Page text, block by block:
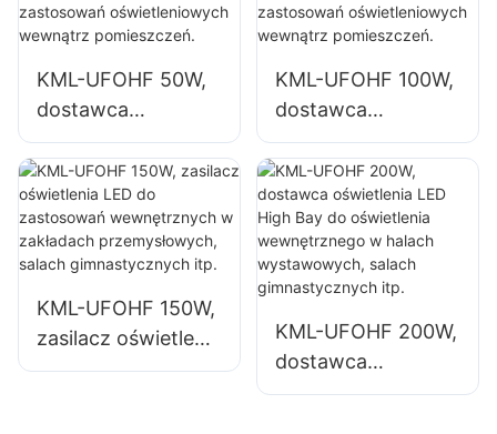
zamkniętych,
takich jak hale
przemysłowe i
magazyny.
KML-UFOHF 50W,
dostawca
oświetlenia
wysokiego
składowania LED
do zakładów
przemysłowych,
innych zastosowań
oświetleniowych
wewnątrz
KML-UFOHF 100W,
dostawca
oświetlenia
wysokiego
składowania LED
do zakładów
przemysłowych,
magazynów i
innych zastosowań
oświetleniowych
KML-UFOHF 150W,
zasilacz oświetlenia
LED do
KML-UFOHF 200W,
dostawca
oświetlenia LED